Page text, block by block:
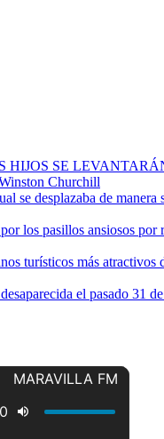
HIJOS SE
Churchill
se desplazaba de manera
los pasillos ansiosos por
turísticos más atractivos
el pasado 31